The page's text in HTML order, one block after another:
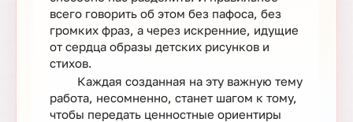
всего говорить об этом без пафоса, без
громких фраз, а через искренние, идущие
от сердца образы детских рисунков и
стихов.
Каждая созданная на эту важную тему
работа, несомненно, станет шагом к тому,
чтобы передать ценностные ориентиры